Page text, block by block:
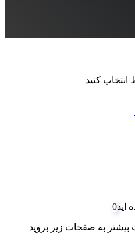
انتخاب کنید
اید0
بیشتر به صفحات زیر بروید